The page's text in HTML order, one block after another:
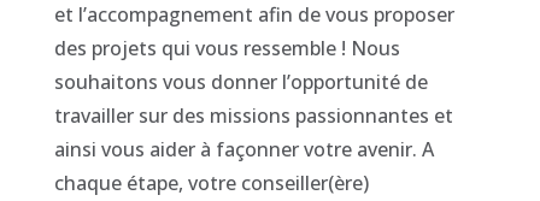
et l’accompagnement afin de vous proposer
des projets qui vous ressemble ! Nous
souhaitons vous donner l’opportunité de
travailler sur des missions passionnantes et
ainsi vous aider à façonner votre avenir. A
chaque étape, votre conseiller(ère)